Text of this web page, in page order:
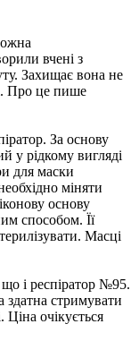
вчені з
Захищає вона не
Про це пише
За основу
у рідкому вигляді
для маски
міняти
основу
способом. Її
Масці
і респіратор №95.
здатна стримувати
очікується